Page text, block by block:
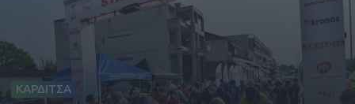
ΑΓΩΝ
ΚΑΡΔΙΤΣΑ